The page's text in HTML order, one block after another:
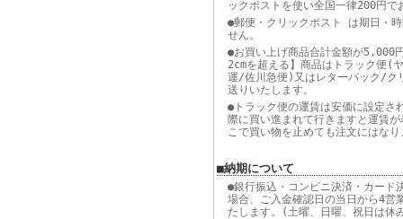
ックポストを使い全国一律200円で
●郵便・クリックポスト は期日・
せん。
●お買い上げ商品合計金額が5,000
2cmを超える】商品はトラック便(
運/佐川急便)又はレターパック/ク
送りいたします。
●トラック便の運賃は安価に設定さ
際に買い進まれて行きますと運賃
こで買い物を止めても注文にはな
■納期について
●銀行振込・コンビニ決済・カード
場合、ご入金確認日の当日から4営
たします。(土曜、日曜、祝日は休